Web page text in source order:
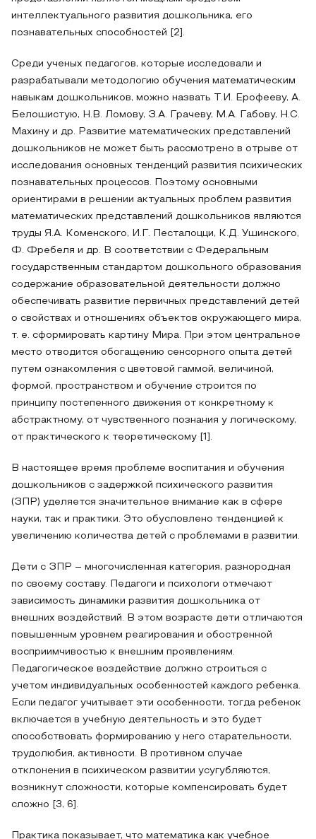
интеллектуального развития дошкольника, его
познавательных способностей [2].
Среди ученых педагогов, которые исследовали и
разрабатывали методологию обучения математическим
навыкам дошкольников, можно назвать Т.И. Ерофееву, А.
Белошистую, Н.В. Ломову, З.А. Грачеву, М.А. Габову, Н.С.
Махину и др. Развитие математических представлений
дошкольников не может быть рассмотрено в отрыве от
исследования основных тенденций развития психических
познавательных процессов. Поэтому основными
ориентирами в решении актуальных проблем развития
математических представлений дошкольников являются
труды Я.А. Коменского, И.Г. Песталоцци, К.Д. Ушинского,
Ф. Фребеля и др. В соответствии с Федеральным
государственным стандартом дошкольного образования
содержание образовательной деятельности должно
обеспечивать развитие первичных представлений детей
о свойствах и отношениях объектов окружающего мира,
т. е. сформировать картину Мира. При этом центральное
место отводится обогащению сенсорного опыта детей
путем ознакомления с цветовой гаммой, величиной,
формой, пространством и обучение строится по
принципу постепенного движения от конкретному к
абстрактному, от чувственного познания у логическому,
от практического к теоретическому [1].
В настоящее время проблеме воспитания и обучения
дошкольников с задержкой психического развития
(ЗПР) уделяется значительное внимание как в сфере
науки, так и практики. Это обусловлено тенденцией к
увеличению количества детей с проблемами в развитии.
Дети с ЗПР – многочисленная категория, разнородная
по своему составу. Педагоги и психологи отмечают
зависимость динамики развития дошкольника от
внешних воздействий. В этом возрасте дети отличаются
повышенным уровнем реагирования и обостренной
восприимчивостью к внешним проявлениям.
Педагогическое воздействие должно строиться с
учетом индивидуальных особенностей каждого ребенка.
Если педагог учитывает эти особенности, тогда ребенок
включается в учебную деятельность и это будет
способствовать формированию у него старательности,
трудолюбия, активности. В противном случае
отклонения в психическом развитии усугубляются,
возникнут сложности, которые компенсировать будет
сложно [3, 6].
Практика показывает, что математика как учебное